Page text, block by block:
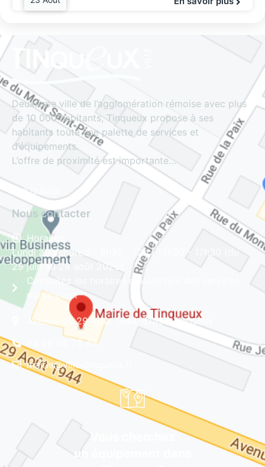
Deuxième ville de l’agglomération rémoise avec plus
de 10 000 habitants, Tinqueux propose à ses
habitants toute une palette de services et
d’équipements.
L’offre de proximité est importante…
Lire la suite
Nous contacter
Horaires
Lundi au vendredi : 8h30 - 12h | 13h30 - 17h30 (du
29 juin au 28 août 2026)
Consultez les horaires d'ouverture des services
municipaux
Avenue du 29 Août 1944, 51430 Tinqueux
03 26 08 23 45
mairie@ville-tinqueux.fr
Vous cherchez
un équipement dans